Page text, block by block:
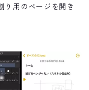
り用のページを開き